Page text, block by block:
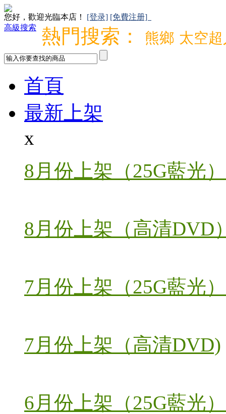
您好，歡迎光臨本店！ [登录] [免費注册]
高級搜索
熱門搜索： 熊鄉 太空
首頁
最新上架
x
8月份上架（25G藍光）
8月份上架（高清DVD
7月份上架（25G藍光）
7月份上架（高清DVD)
6月份上架（25G藍光）